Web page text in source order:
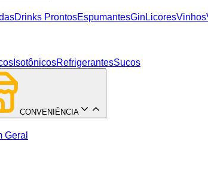
Drinks ProntosEspumantesGin LicoresVinhos
IsotônicosRefrigerantesSucos
CONVENIÊNCIA
Geral